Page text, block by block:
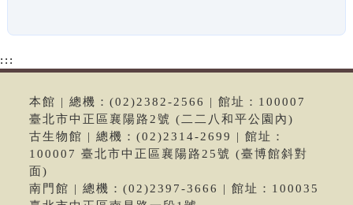
:::
本館 | 總機：(02)2382-2566 | 館址：100007
臺北市中正區襄陽路2號 (二二八和平公園內)
古生物館 | 總機：(02)2314-2699 | 館址：
100007 臺北市中正區襄陽路25號 (臺博館斜對
面)
南門館 | 總機：(02)2397-3666 | 館址：100035